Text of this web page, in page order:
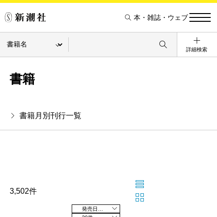
本・雑誌・ウェブ
詳細検索
書籍
書籍月別刊行一覧
3,502件